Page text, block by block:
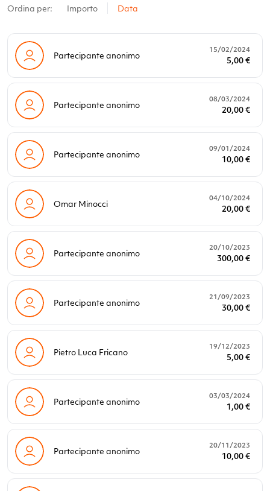
Ordina per: Importo Data
Partecipante anonimo
15/02/2024
5,00 €
Partecipante anonimo
08/03/2024
20,00 €
Partecipante anonimo
09/01/2024
10,00 €
Omar Minocci
04/10/2024
20,00 €
Partecipante anonimo
20/10/2023
300,00 €
Partecipante anonimo
21/09/2023
30,00 €
Pietro Luca Fricano
19/12/2023
5,00 €
Partecipante anonimo
03/03/2024
1,00 €
Partecipante anonimo
20/11/2023
10,00 €